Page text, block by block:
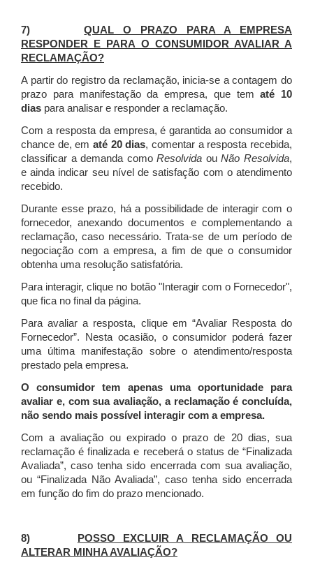
7)QUAL O PRAZO PARA A EMPRESA
RESPONDER E PARA O CONSUMIDOR AVALIAR A
RECLAMAÇÃO?
A partir do registro da reclamação, inicia-se a contagem do
prazo para manifestação da empresa, que tematé 10
dias para analisar e responder a reclamação.
Com a resposta da empresa, é garantida ao consumidor a
chance de, em até 20 dias, comentar a resposta recebida,
classificar a demanda comoResolvida ouNão Resolvida,
e ainda indicar seu nível de satisfação com o atendimento
recebido.
Durante esse prazo, há a possibilidade de interagir com o
fornecedor, anexando documentos e complementando a
reclamação, caso necessário.Trata-se de um período de
negociação com a empresa, a fim de que o consumidor
obtenha uma resolução satisfatória.
Para interagir, clique no botão "Interagir com o Fornecedor",
que fica no final da página.
Para avaliar a resposta, clique em “Avaliar Resposta do
Fornecedor”. Nesta ocasião, o consumidor poderá fazer
uma última manifestação sobre o atendimento/resposta
prestado pela empresa.
O consumidor tem apenas uma oportunidade para
avaliar e, com sua avaliação, a reclamação é concluída,
não sendo mais possível interagir com a empresa.
Com a avaliação ou expirado o prazo de 20 dias, sua
reclamação é finalizada e receberá o status de “Finalizada
Avaliada”, caso tenha sido encerrada com sua avaliação,
ou “Finalizada Não Avaliada”, caso tenha sido encerrada
em função do fim do prazo mencionado.
8)
POSSO EXCLUIR A RECLAMAÇÃO OU
ALTERAR MINHA AVALIAÇÃO?